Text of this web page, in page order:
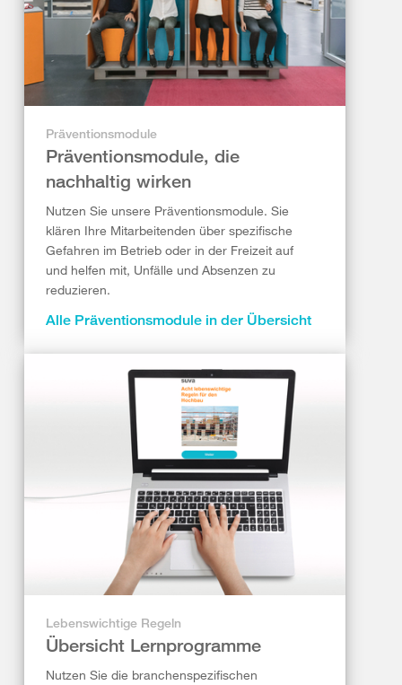
Präventionsmodule
Präventionsmodule, die
nachhaltig wirken
Nutzen Sie unsere Präventionsmodule. Sie
klären Ihre Mitarbeitenden über spezifische
Gefahren im Betrieb oder in der Freizeit auf
und helfen mit, Unfälle und Absenzen zu
reduzieren.
Alle Präventionsmodule in der Übersicht
Lebenswichtige Regeln
Übersicht Lernprogramme
Nutzen Sie die branchenspezifischen